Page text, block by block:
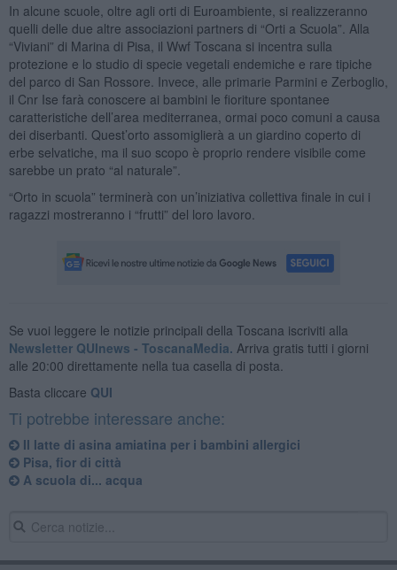
In alcune scuole, oltre agli orti di Euroambiente, si realizzeranno
quelli delle due altre associazioni partners di “Orti a Scuola”. Alla
“Viviani” di Marina di Pisa, il Wwf Toscana si incentra sulla
protezione e lo studio di specie vegetali endemiche e rare tipiche
del parco di San Rossore. Invece, alle primarie Parmini e Zerboglio,
il Cnr Ise farà conoscere ai bambini le fioriture spontanee
caratteristiche dell’area mediterranea, ormai poco comuni a causa
dei diserbanti. Quest’orto assomiglierà a un giardino coperto di
erbe selvatiche, ma il suo scopo è proprio rendere visibile come
sarebbe un prato “al naturale”.
“Orto in scuola” terminerà con un’iniziativa collettiva finale in cui i
ragazzi mostreranno i “frutti” del loro lavoro.
Se vuoi leggere le notizie principali della Toscana iscriviti alla
Newsletter QUInews - ToscanaMedia. Arriva gratis tutti i giorni
alle 20:00 direttamente nella tua casella di posta.
Basta cliccare QUI
Ti potrebbe interessare anche:
Il latte di asina amiatina per i bambini allergici
Pisa, fior di città
A scuola di... acqua